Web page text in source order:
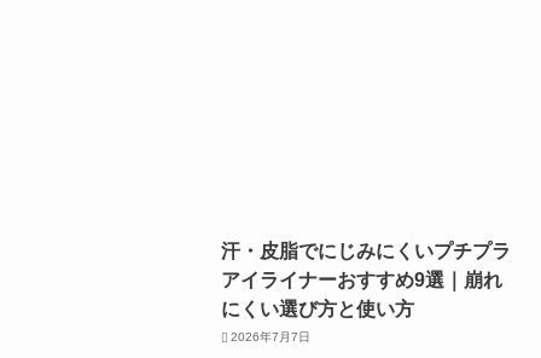
汗・皮脂でにじみにくいプチプラ
アイライナーおすすめ9選｜崩れ
にくい選び方と使い方
2026年7月7日